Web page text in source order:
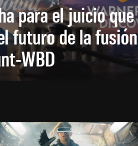
para el juicio que
futuro de la fusión
WBD